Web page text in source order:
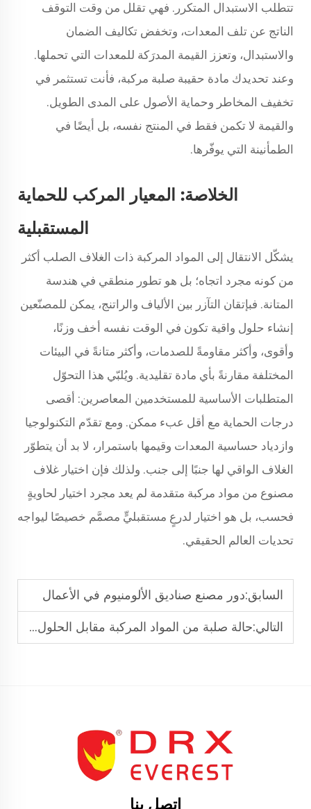
تتطلب الاستبدال المتكرر. فهي تقلل من وقت التوقف
الناتج عن تلف المعدات، وتخفض تكاليف الضمان
والاستبدال، وتعزز القيمة المدرَكة للمعدات التي تحملها.
وعند تحديدك مادة حقيبة صلبة مركبة، فأنت تستثمر في
تخفيف المخاطر وحماية الأصول على المدى الطويل.
والقيمة لا تكمن فقط في المنتج نفسه، بل أيضًا في
الطمأنينة التي يوفّرها.
الخلاصة: المعيار المركب للحماية
المستقبلية
يشكّل الانتقال إلى المواد المركبة ذات الغلاف الصلب أكثر
من كونه مجرد اتجاه؛ بل هو تطور منطقي في هندسة
المتانة. فبإتقان التآزر بين الألياف والراتنج، يمكن للمصنّعين
إنشاء حلول واقية تكون في الوقت نفسه أخف وزنًا،
وأقوى، وأكثر مقاومةً للصدمات، وأكثر متانةً في البيئات
المختلفة مقارنةً بأي مادة تقليدية. ويُلبّي هذا التحوّل
المتطلبات الأساسية للمستخدمين المعاصرين: أقصى
درجات الحماية مع أقل عبء ممكن. ومع تقدّم التكنولوجيا
وازدياد حساسية المعدات وقيمها باستمرار، لا بد أن يتطوّر
الغلاف الواقي لها جنبًا إلى جنب. ولذلك فإن اختيار غلاف
مصنوع من مواد مركبة متقدمة لم يعد مجرد اختيار لحاويةٍ
فحسب، بل هو اختيار لدرعٍ مستقبليٍّ مصمَّم خصيصًا ليواجه
تحديات العالم الحقيقي.
السابق:دور مصنع صناديق الألومنيوم في الأعمال
التالي:حالة صلبة من المواد المركبة مقابل الحلول التقليدية
اتصل بنا